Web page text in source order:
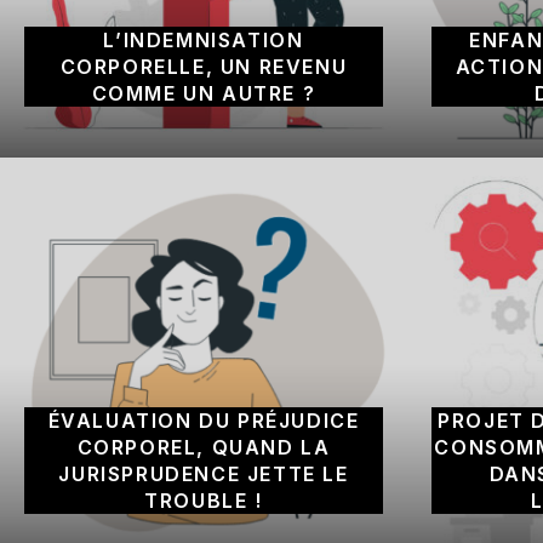
L’INDEMNISATION
CORPORELLE, UN REVENU
COMME UN AUTRE ?
ÉVALUATION DU PRÉJUDICE
CORPOREL, QUAND LA
JURISPRUDENCE JETTE LE
TROUBLE !
PROJET